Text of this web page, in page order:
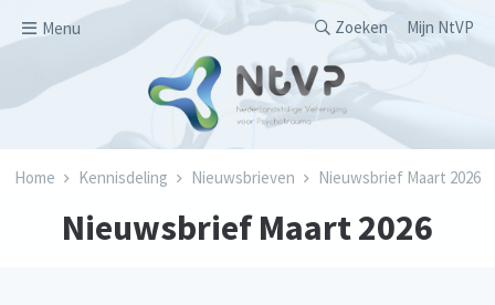
Menu
Secondary
Zoeken Mijn NtVP
Kruimelpad
Home Kennisdeling Nieuwsbrieven Nieuwsbrief Maart 2026
Nieuwsbrief Maart 2026